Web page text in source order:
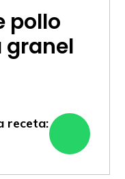
pollo
granel
receta: